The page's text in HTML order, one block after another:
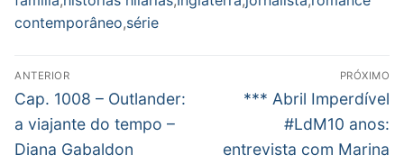
contemporâneo,série
Navegação
de
Post
ANTERIOR
Post
anterior:
Cap. 1008 – Outlander:
a viajante do tempo –
Diana Gabaldon
PRÓXIMO
Próximo
*** Abril Imperdível
#LdM10 anos:
entrevista com Marina